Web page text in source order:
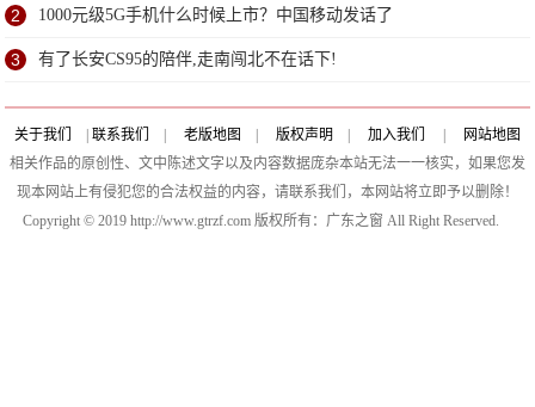
2 1000元级5G手机什么时候上市？中国移动发话了
3 有了长安CS95的陪伴,走南闯北不在话下!
关于我们 联系我们 老版地图 版权声明 加入我们
网站地图
相关作品的原创性、文中陈述文字以及内容数据庞杂本站无法一一核实，如果您发
现本网站上有侵犯您的合法权益的内容，请联系我们，本网站将立即予以删除！
Copyright © 2019 http://www.gtrzf.com 版权所有：广东之窗 All Right Reserved.